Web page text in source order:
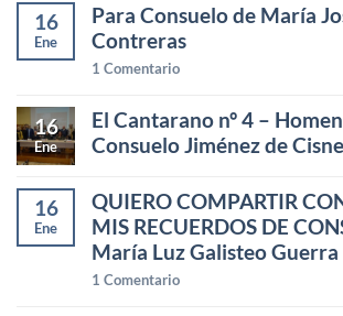
16
Ene
Para Consuelo de María
Contreras
1 Comentario
16
Ene
El Cantarano nº 4 –
Consuelo Jiménez de
16
Ene
QUIERO COMPARTIR
MIS RECUERDOS DE
María Luz Galisteo Guerra
1 Comentario